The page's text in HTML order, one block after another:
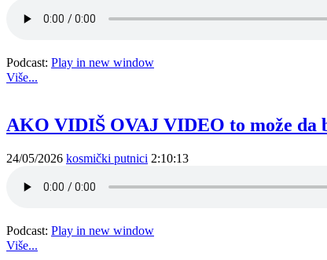
Podcast: Play in new window
Više...
AKO VIDIŠ OVAJ VIDEO to može da
24/05/2026 kosmički putnici 2:10:13
Podcast: Play in new window
Više...